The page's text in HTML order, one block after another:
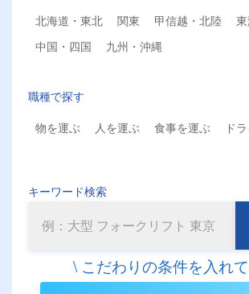
北海道・東北
関東 甲信越・北陸
中国・四国
九州・沖縄
職種で探す
物を運ぶ
人を運ぶ 食事を運ぶ ド
キーワード検索